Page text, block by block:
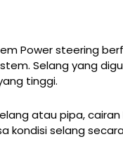
Power steering
Selang yang
tinggi.
atau pipa,
kondisi selang